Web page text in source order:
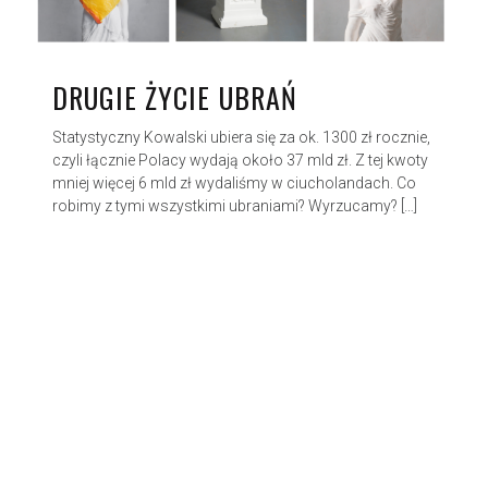
DRUGIE ŻYCIE UBRAŃ
Statystyczny Kowalski ubiera się za ok. 1300 zł rocznie,
czyli łącznie Polacy wydają około 37 mld zł. Z tej kwoty
mniej więcej 6 mld zł wydaliśmy w ciucholandach. Co
robimy z tymi wszystkimi ubraniami? Wyrzucamy? […]